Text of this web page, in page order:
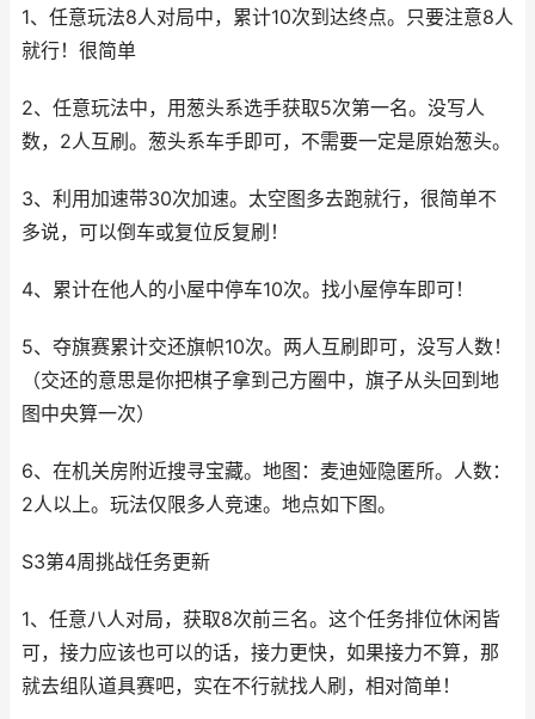
1、任意玩法8人对局中，累计10次到达终点。只要注意8人
就行！很简单
2、任意玩法中，用葱头系选手获取5次第一名。没写人
数，2人互刷。葱头系车手即可，不需要一定是原始葱头。
3、利用加速带30次加速。太空图多去跑就行，很简单不
多说，可以倒车或复位反复刷！
4、累计在他人的小屋中停车10次。找小屋停车即可！
5、夺旗赛累计交还旗帜10次。两人互刷即可，没写人数！
（交还的意思是你把棋子拿到己方圈中，旗子从头回到地
图中央算一次）
6、在机关房附近搜寻宝藏。地图：麦迪娅隐匿所。人数：
2人以上。玩法仅限多人竞速。地点如下图。
S3第4周挑战任务更新
1、任意八人对局，获取8次前三名。这个任务排位休闲皆
可，接力应该也可以的话，接力更快，如果接力不算，那
就去组队道具赛吧，实在不行就找人刷，相对简单！